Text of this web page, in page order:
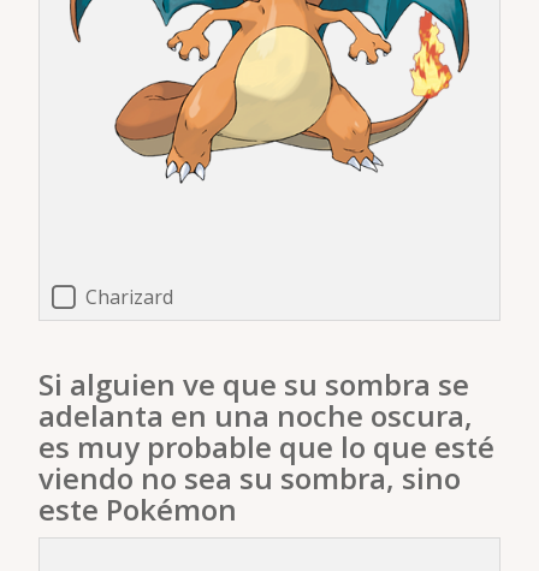
Charizard
Si alguien ve que su sombra se
adelanta en una noche oscura,
es muy probable que lo que esté
viendo no sea su sombra, sino
este Pokémon